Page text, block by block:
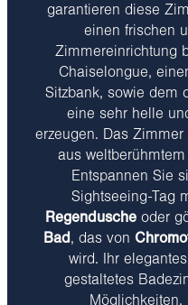
garantieren diese
einen frischen
Zimmereinrichtung
Chaiselongue,
Sitzbank, sowie dem
eine sehr helle
erzeugen. Das
aus
Entspannen Sie
Sightseeing-Tag
Regendusche oder
Bad, das von
wird. Ihr
gestaltetes
Möglichkeiten.